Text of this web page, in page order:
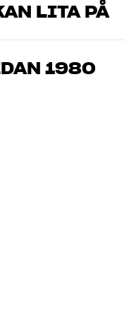
LITA PÅ
kan produkterna och
1980